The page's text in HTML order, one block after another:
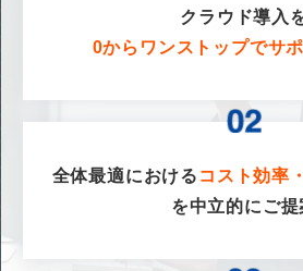
クラウド導入
0からワンストップでサ
全体最適における コスト効率
を中立的にご提